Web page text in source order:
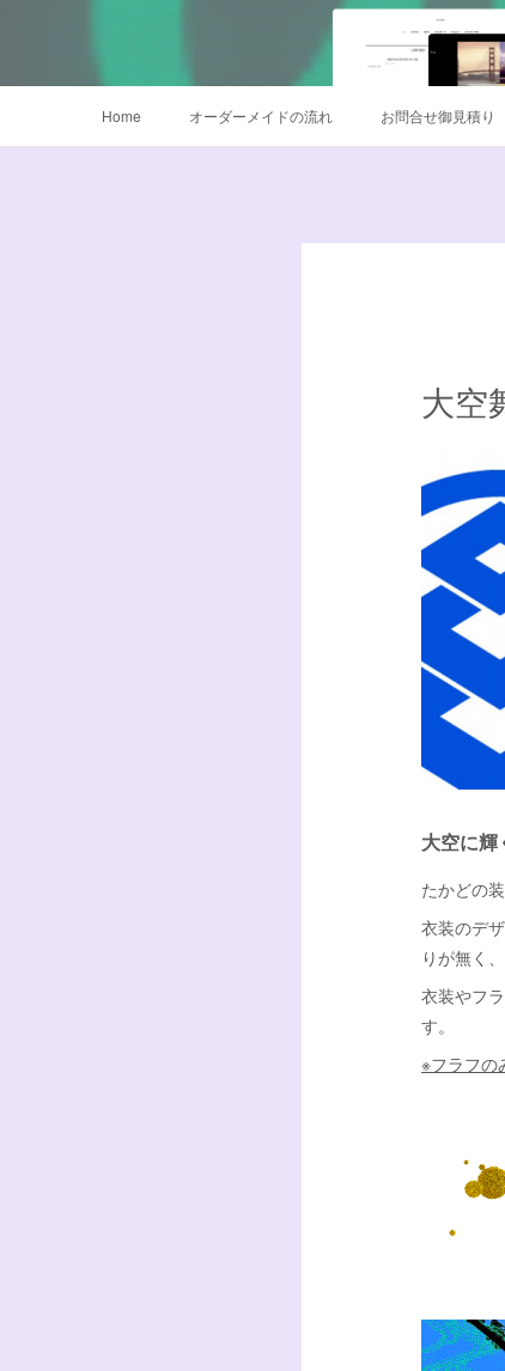
Home オーダーメイドの流れ お問合せ御見積り
大空
大空に輝
たかどの
衣装のデ
りが無く
衣装やフ
す。
※フラフの